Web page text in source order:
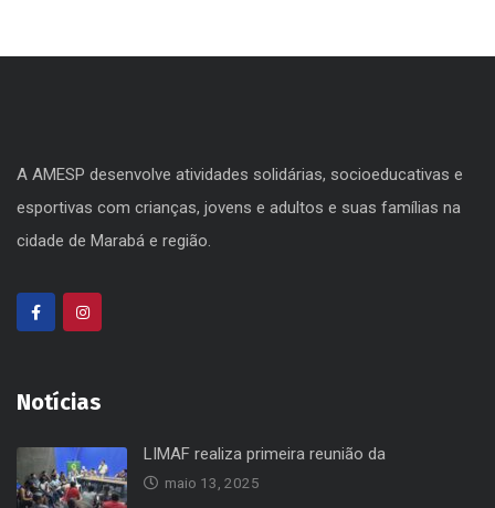
A AMESP desenvolve atividades solidárias, socioeducativas e
esportivas com crianças, jovens e adultos e suas famílias na
cidade de Marabá e região.
Notícias
LIMAF realiza primeira reunião da
maio 13, 2025